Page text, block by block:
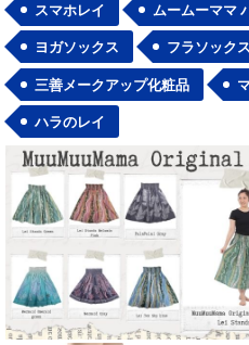
絞り
スマホレイ ムームーママ
ヨガソックス フラソックス
三善メークアップ化粧品
ハラのレイ